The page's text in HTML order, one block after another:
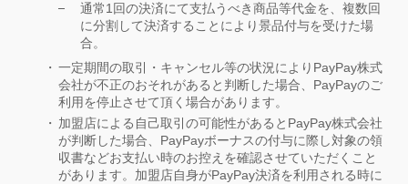
通常1回の決済にて支払うべき商品等代金を、複数回
に分割して決済することにより景品付与を受けた場
合。
一定期間の取引・キャンセル等の状況によりPayPay株式
会社が不正のおそれがあると判断した場合、PayPayのご
利用を停止させて頂く場合があります。
加盟店による自己取引の可能性があるとPayPay株式会社
が判断した場合、PayPayボーナスの付与に際し対象の領
収書などお支払い時のお控えを確認させていただくこと
があります。加盟店自身がPayPay決済を利用される時に